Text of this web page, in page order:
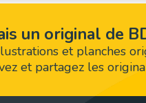
un original de
et planches
et partagez les